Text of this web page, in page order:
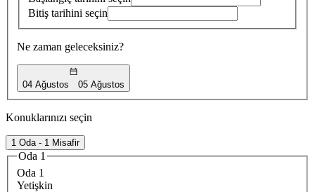
Bitiş tarihini seçin
Ne zaman geleceksiniz?
04 Ağustos 05 Ağustos
Konuklarınızı seçin
1 Oda - 1 Misafir
Oda 1
Oda 1
Yetişkin